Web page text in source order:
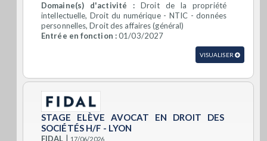
Domaine(s) d'activité : Droit de la propriété
intellectuelle, Droit du numérique - NTIC - données
personnelles, Droit des affaires (général)
Entrée en fonction :01/03/2027
VISUALISER
STAGE ELÈVE AVOCAT EN DROIT DES
SOCIÉTÉS H/F - LYON
FIDAL | 17/06/2026